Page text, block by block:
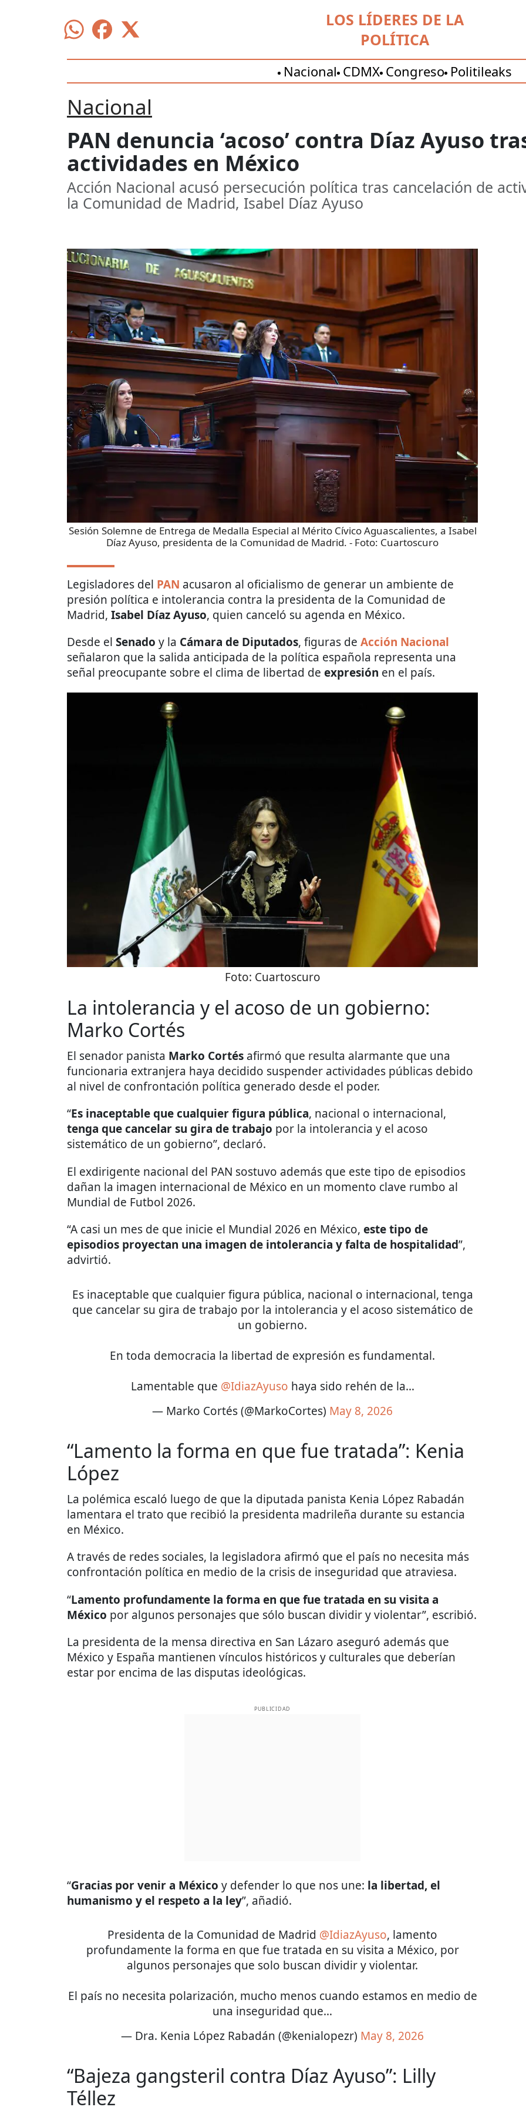
LOS LÍDERES DE LA
POLÍTICA
Nacional CDMX Congreso Politileaks
Nacional
PAN denuncia ‘acoso’ contra Díaz Ayuso
actividades en México
Acción Nacional acusó persecución política tras cancelación de
la Comunidad de Madrid, Isabel Díaz Ayuso
Sesión Solemne de Entrega de Medalla Especial al Mérito Cívico Aguascalientes, a Isabel
Díaz Ayuso, presidenta de la Comunidad de Madrid. - Foto: Cuartoscuro
Legisladores del PAN acusaron al oficialismo de generar un ambiente de
presión política e intolerancia contra la presidenta de la Comunidad de
Madrid, Isabel Díaz Ayuso, quien canceló su agenda en México.
Desde el Senado y la Cámara de Diputados, figuras de Acción Nacional
señalaron que la salida anticipada de la política española representa una
señal preocupante sobre el clima de libertad de expresión en el país.
Foto: Cuartoscuro
La intolerancia y el acoso de un gobierno:
Marko Cortés
El senador panista Marko Cortés afirmó que resulta alarmante que una
funcionaria extranjera haya decidido suspender actividades públicas debido
al nivel de confrontación política generado desde el poder.
“Es inaceptable que cualquier figura pública, nacional o internacional,
tenga que cancelar su gira de trabajo por la intolerancia y el acoso
sistemático de un gobierno”, declaró.
El exdirigente nacional del PAN sostuvo además que este tipo de episodios
dañan la imagen internacional de México en un momento clave rumbo al
Mundial de Futbol 2026.
“A casi un mes de que inicie el Mundial 2026 en México, este tipo de
episodios proyectan una imagen de intolerancia y falta de hospitalidad”,
advirtió.
Es inaceptable que cualquier figura pública, nacional o internacional, tenga
que cancelar su gira de trabajo por la intolerancia y el acoso sistemático de
un gobierno.
En toda democracia la libertad de expresión es fundamental.
Lamentable que @IdiazAyuso haya sido rehén de la…
— Marko Cortés (@MarkoCortes) May 8, 2026
“Lamento la forma en que fue tratada”: Kenia
López
La polémica escaló luego de que la diputada panista Kenia López Rabadán
lamentara el trato que recibió la presidenta madrileña durante su estancia
en México.
A través de redes sociales, la legisladora afirmó que el país no necesita más
confrontación política en medio de la crisis de inseguridad que atraviesa.
“Lamento profundamente la forma en que fue tratada en su visita a
México por algunos personajes que sólo buscan dividir y violentar”, escribió.
La presidenta de la mensa directiva en San Lázaro aseguró además que
México y España mantienen vínculos históricos y culturales que deberían
estar por encima de las disputas ideológicas.
PUBLICIDAD
“Gracias por venir a México y defender lo que nos une: la libertad, el
humanismo y el respeto a la ley”, añadió.
Presidenta de la Comunidad de Madrid @IdiazAyuso, lamento
profundamente la forma en que fue tratada en su visita a México, por
algunos personajes que solo buscan dividir y violentar.
El país no necesita polarización, mucho menos cuando estamos en medio de
una inseguridad que…
— Dra. Kenia López Rabadán (@kenialopezr) May 8, 2026
“Bajeza gangsteril contra Díaz Ayuso”: Lilly
Téllez